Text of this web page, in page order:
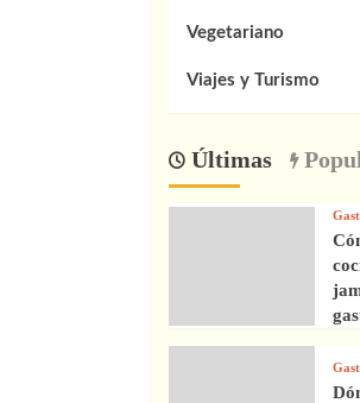
Vegetariano
Viajes y Turismo
Últimas